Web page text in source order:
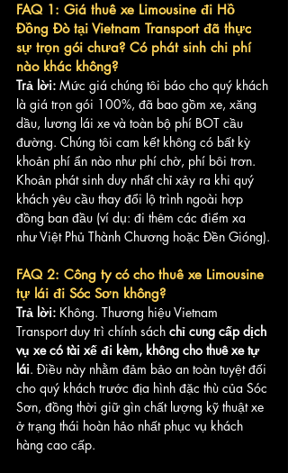
FAQ 1: Giá thuê xe Limousine đi Hồ
Đồng Đò tại Vietnam Transport đã thực
sự trọn gói chưa? Có phát sinh chi phí
nào khác không?
Trả lời: Mức giá chúng tôi báo cho quý khách
là giá trọn gói 100%, đã bao gồm xe, xăng
dầu, lương lái xe và toàn bộ phí BOT cầu
đường. Chúng tôi cam kết không có bất kỳ
khoản phí ẩn nào như phí chờ, phí bôi trơn.
Khoản phát sinh duy nhất chỉ xảy ra khi quý
khách yêu cầu thay đổi lộ trình ngoài hợp
đồng ban đầu (ví dụ: đi thêm các điểm xa
như Việt Phủ Thành Chương hoặc Đền Gióng).
FAQ 2: Công ty có cho thuê xe Limousine
tự lái đi Sóc Sơn không?
Trả lời: Không. Thương hiệu Vietnam
Transport duy trì chính sách chỉ cung cấp dịch
vụ xe có tài xế đi kèm, không cho thuê xe tự
lái. Điều này nhằm đảm bảo an toàn tuyệt đối
cho quý khách trước địa hình đặc thù của Sóc
Sơn, đồng thời giữ gìn chất lượng kỹ thuật xe
ở trạng thái hoàn hảo nhất phục vụ khách
hàng cao cấp.